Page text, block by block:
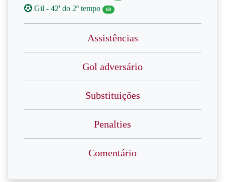
Gil - 42' do 2º tempo 68
Assistências
Gol adversário
Substituições
Penalties
Comentário